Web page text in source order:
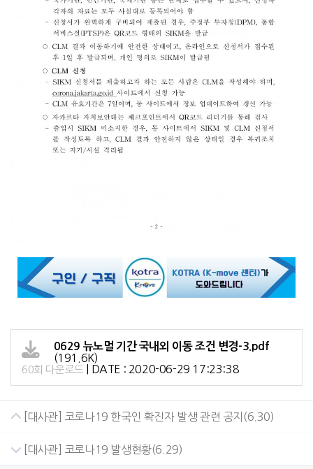
0629 뉴노멀 기간 국내외 이동 조건 변경-3.pdf
(191.6K)
60회 다운로드 DATE : 2020-06-29 17:23:38
[대사관] 코로나19 한국인 확진자 발생 관련 공지(6.30)
[대사관] 코로나19 발생현황(6.29)